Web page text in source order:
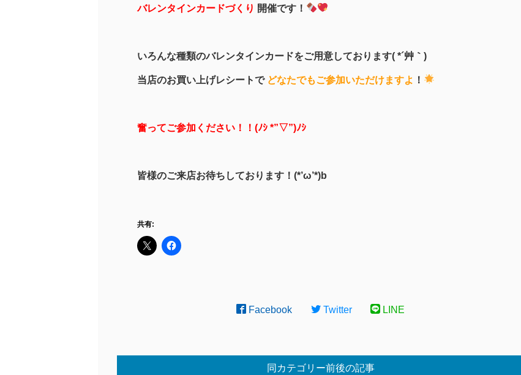
バレンタインカードづくり 開催です！
いろんな種類のバレンタインカードをご用意しております( *´艸｀)
当店のお買い上げレシートで どなたでもご参加いただけますよ ！
奮ってご参加ください！！(ﾉｼ *”▽”)ﾉｼ
皆様のご来店お待ちしております！(*’ω’*)b
共有:
Facebook Twitter LINE
同カテゴリー前後の記事